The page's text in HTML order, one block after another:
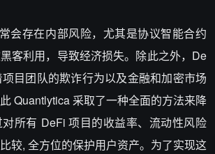
会存在内部风险，尤其是协议智能合约
客利用，导致经济损失。除此之外，De
目团队的欺诈行为以及金融和加密市场
Quantlytica 采取了一种全面的方法来降
所有 DeFi 项目的收益率、流动性风险
较, 全方位的保护用户资产。为了实现这